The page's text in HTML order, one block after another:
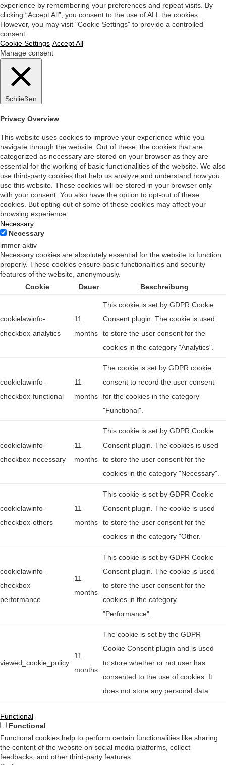
experience by remembering your preferences and repeat visits. By
clicking “Accept All”, you consent to the use of ALL the cookies.
However, you may visit "Cookie Settings" to provide a controlled
consent.
Cookie Settings Accept All
Manage consent
Schließen
Privacy Overview
This website uses cookies to improve your experience while you
navigate through the website. Out of these, the cookies that are
categorized as necessary are stored on your browser as they are
essential for the working of basic functionalities of the website. We also
use third-party cookies that help us analyze and understand how you
use this website. These cookies will be stored in your browser only
with your consent. You also have the option to opt-out of these
cookies. But opting out of some of these cookies may affect your
browsing experience.
Necessary
Necessary
immer aktiv
Necessary cookies are absolutely essential for the website to function
properly. These cookies ensure basic functionalities and security
features of the website, anonymously.
Cookie
Dauer Beschreibung
cookielawinfo-
checkbox-analytics
11
months
This cookie is set by GDPR Cookie
Consent plugin. The cookie is used
to store the user consent for the
cookies in the category "Analytics".
cookielawinfo-
checkbox-functional
11
months
The cookie is set by GDPR cookie
consent to record the user consent
for the cookies in the category
"Functional".
cookielawinfo-
checkbox-necessary
11
months
This cookie is set by GDPR Cookie
Consent plugin. The cookies is used
to store the user consent for the
cookies in the category "Necessary".
cookielawinfo-
checkbox-others
11
months
This cookie is set by GDPR Cookie
Consent plugin. The cookie is used
to store the user consent for the
cookies in the category "Other.
cookielawinfo-
checkbox-
performance
11
months
This cookie is set by GDPR Cookie
Consent plugin. The cookie is used
to store the user consent for the
cookies in the category
"Performance".
viewed_cookie_policy
11
months
The cookie is set by the GDPR
Cookie Consent plugin and is used
to store whether or not user has
consented to the use of cookies. It
does not store any personal data.
Functional
Functional
Functional cookies help to perform certain functionalities like sharing
the content of the website on social media platforms, collect
feedbacks, and other third-party features.